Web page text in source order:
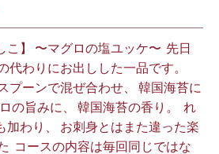
こ】 〜マグロの塩ユッケ〜 ⁡ 先日
代わりにお出しした一品です。
プーンで混ぜ合わせ、 韓国海苔に
の旨みに、 韓国海苔の香り。 ⁡ れ
加わり、 お刺身とはまた違った楽
コースの内容は毎回同じではな